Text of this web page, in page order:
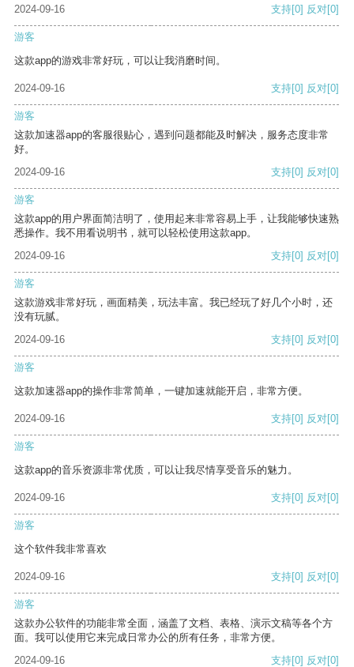
2024-09-16 支持[0] 反对[0]
游客
这款app的游戏非常好玩，可以让我消磨时间。
2024-09-16 支持[0] 反对[0]
游客
这款加速器app的客服很贴心，遇到问题都能及时解决，服务态度非常
好。
2024-09-16
支持[0] 反对[0]
游客
这款app的用户界面简洁明了，使用起来非常容易上手，让我能够快速熟
悉操作。我不用看说明书，就可以轻松使用这款app。
2024-09-16
支持[0] 反对[0]
游客
这款游戏非常好玩，画面精美，玩法丰富。我已经玩了好几个小时，还
没有玩腻。
2024-09-16
支持[0] 反对[0]
游客
这款加速器app的操作非常简单，一键加速就能开启，非常方便。
2024-09-16 支持[0] 反对[0]
游客
这款app的音乐资源非常优质，可以让我尽情享受音乐的魅力。
2024-09-16 支持[0] 反对[0]
游客
这个软件我非常喜欢
2024-09-16 支持[0] 反对[0]
游客
这款办公软件的功能非常全面，涵盖了文档、表格、演示文稿等各个方
面。我可以使用它来完成日常办公的所有任务，非常方便。
2024-09-16
支持[0] 反对[0]